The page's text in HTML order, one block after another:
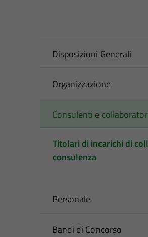
Disposizioni Generali
Organizzazione
Consulenti e
Titolari di incarichi di
consulenza
Personale
Bandi di Concorso